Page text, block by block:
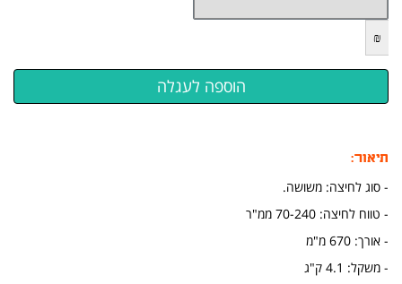
₪
תיאור:
- סוג לחיצה: משושה.
- טווח לחיצה: 70-240 ממ"ר
- אורך: 670 מ"מ
- משקל: 4.1 ק"ג